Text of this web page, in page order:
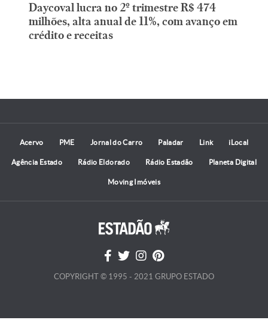
Daycoval lucra no 2º trimestre R$ 474
milhões, alta anual de 11%, com avanço em
crédito e receitas
Acervo PME Jornal do Carro Paladar Link iLocal
Agência Estado Rádio Eldorado Rádio Estadão Planeta Digital
Moving Imóveis
COPYRIGHT © 1995 - 2021 GRUPO ESTADO